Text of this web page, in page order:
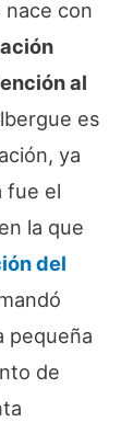
con
al
es
ya
fue el
la que
del
pequeña
de